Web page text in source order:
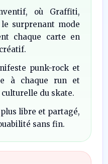
où Graffiti,
surprenant mode
chaque carte en
punk-rock et
à chaque run et
du skate.
libre et partagé,
sans fin.